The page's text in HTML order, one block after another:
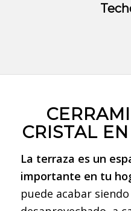
CRISTAL
La terraza es un
importante en tu
puede acabar